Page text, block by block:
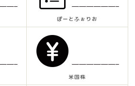
——————–
ぽーとふぉりお
——————–
米国株